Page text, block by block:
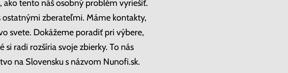
ako tento náš osobný problém vyriešiť.
zberateľmi. Máme kontakty,
svete. Dokážeme poradiť pri výbere,
radi rozšíria svoje zbierky. To nás
na Slovensku s názvom Nunofi.sk.